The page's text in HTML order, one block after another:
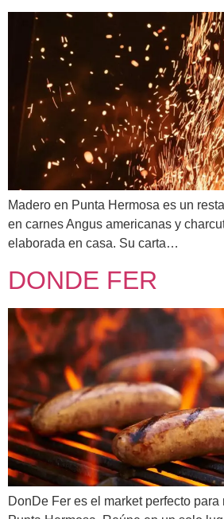
Madero en Punta Hermosa es un
en carnes Angus americanas y
elaborada en casa. Su carta…
DONDE FER
DonDe Fer es el market perfecto